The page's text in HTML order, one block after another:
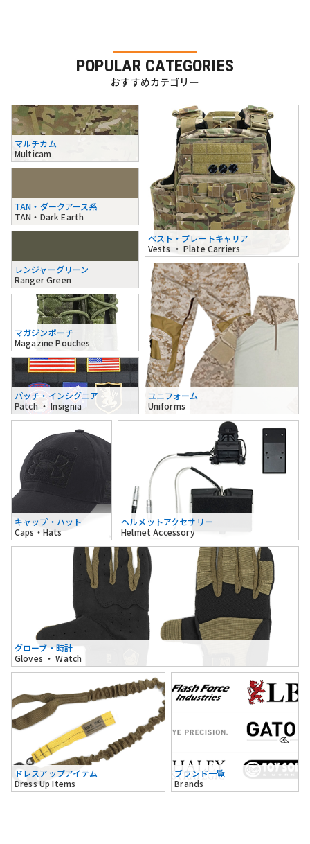
POPULAR CATEGORIES
おすすめカテゴリー
マルチカム
Multicam
TAN・ダークアース系
TAN・Dark Earth
レンジャーグリーン
Ranger Green
ベスト・プレートキャリア
Vests ・ Plate Carriers
マガジンポーチ
Magazine Pouches
パッチ・インシグニア
Patch ・ Insignia
ユニフォーム
Uniforms
キャップ・ハット
Caps・Hats
ヘルメットアクセサリー
Helmet Accessory
グローブ・時計
Gloves ・ Watch
ドレスアップアイテム
Dress Up Items
ブランド一覧
Brands